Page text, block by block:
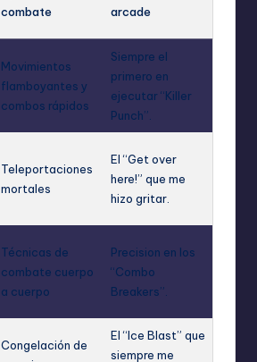
combate
arcade
Movimientos
flamboyantes y
combos rápidos
Siempre el
primero en
ejecutar “Killer
Punch”.
Teleportaciones
mortales
El “Get over
here!” que me
hizo gritar.
Técnicas de
combate cuerpo
a cuerpo
Precision en los
“Combo
Breakers”.
Congelación de
El “Ice Blast” que
siempre me